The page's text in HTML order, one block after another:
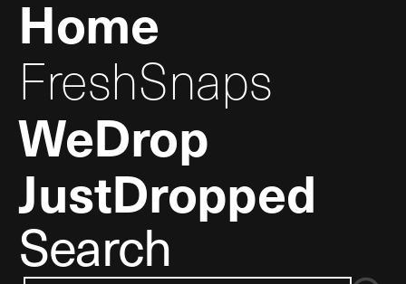
Home
FreshSnaps
WeDrop
JustDropped
Search